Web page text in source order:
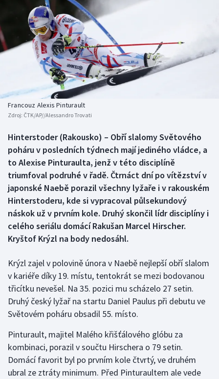
Americký fotbal
Baseball a softbal
Basketbal
Biatlon
Boby a skeleton
Box
Curling
Dostihy
Florbal
Futsal
Gymnastika
Házená
Judo
Krasobruslení
NEPŘEHLÉDNĚTE
Soutěže
Historické návraty
Aplikace ČT sport
AZ kvíz
Francouz Alexis Pinturault
Zdroj: ČTK/AP//Alessandro Trovati
Hinterstoder (Rakousko) – Obří slalomy Světového
poháru v posledních týdnech mají jediného vládce, a
to Alexise Pinturaulta, jenž v této disciplíně
triumfoval podruhé v řadě. Čtrnáct dní po vítězství v
japonské Naebě porazil všechny lyžaře i v rakouském
Hinterstoderu, kde si vypracoval půlsekundový
náskok už v prvním kole. Druhý skončil lídr disciplíny i
celého seriálu domácí Rakušan Marcel Hirscher.
Kryštof Krýzl na body nedosáhl.
Krýzl zajel v polovině února v Naebě nejlepší obří slalom
v kariéře díky 19. místu, tentokrát se mezi bodovanou
třicítku nevešel. Na 35. pozici mu scházelo 27 setin.
Druhý český lyžař na startu Daniel Paulus při debutu ve
Světovém poháru obsadil 55. místo.
Pinturault, majitel Malého křišťálového glóbu za
kombinaci, porazil v součtu Hirschera o 79 setin.
Domácí favorit byl po prvním kole čtvrtý, ve druhém
ubral ze ztráty minimum. Před Pinturaultem ale vede